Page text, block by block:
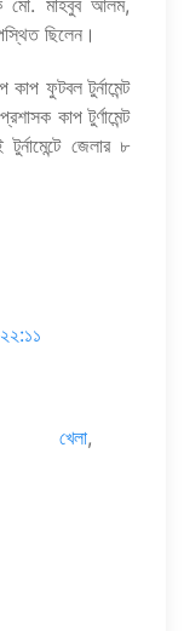
মো. মাহবুব আলম,
ছিলেন।
ফুটবল টুর্নামেন্ট
কাপ টুর্ণামেন্ট
জেলার ৮
খেলা,